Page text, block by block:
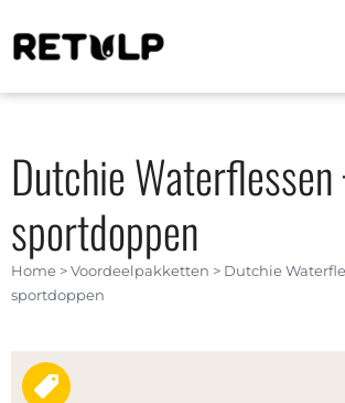
Home >Voordeelpakketten > Dutchie
sportdoppen
Dutchie Waterflessen
sportdoppen